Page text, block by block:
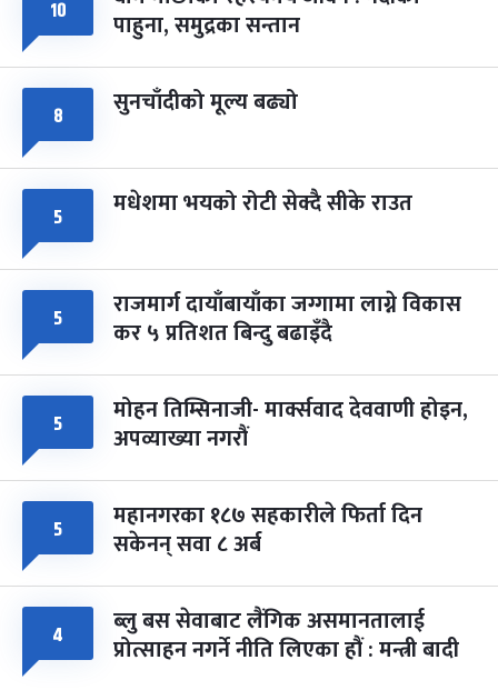
८
सोम
फागुपूर्णिमा
चैत्र ८, २०८३-Mar 22, 2027
७ महिना बाँकी
१० पाहुना, समुद्रका सन्तान
८ सुनचाँदीको मूल्य बढ्यो
५ मधेशमा भयको रोटी सेक्दै सीके राउत
५ राजमार्ग दायाँबायाँका जग्गामा लाग्ने विकास
कर ५ प्रतिशत बिन्दु बढाइँदै
५ मोहन तिम्सिनाजी- मार्क्सवाद देववाणी होइन,
अपव्याख्या नगरौं
५ महानगरका १८७ सहकारीले फिर्ता दिन
सकेनन् सवा ८ अर्ब
४ ब्लु बस सेवाबाट लैंगिक असमानतालाई
प्रोत्साहन नगर्ने नीति लिएका हौं : मन्त्री बादी